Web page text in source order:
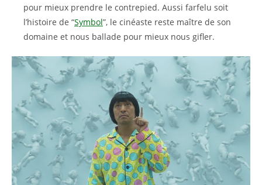
pour mieux prendre le contrepied. Aussi farfelu soit
l’histoire de “Symbol”, le cinéaste reste maître de son
domaine et nous ballade pour mieux nous gifler.